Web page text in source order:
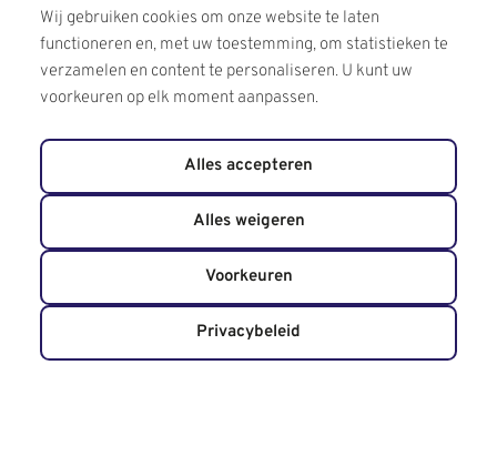
Wij gebruiken cookies om onze website te laten
functioneren en, met uw toestemming, om statistieken te
verzamelen en content te personaliseren. U kunt uw
voorkeuren op elk moment aanpassen.
Alles accepteren
Alles weigeren
Voorkeuren
Privacybeleid